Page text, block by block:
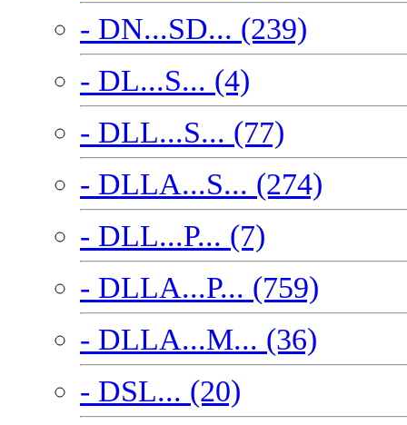
- DN...SD... (239)
- DL...S... (4)
- DLL...S... (77)
- DLLA...S... (274)
- DLL...P... (7)
- DLLA...P... (759)
- DLLA...M... (36)
- DSL... (20)